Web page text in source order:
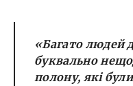
«Багато людей
буквально
полону, які